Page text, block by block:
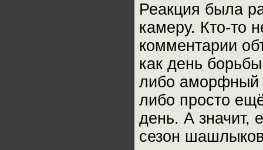
Реакция была
камеру. Кто-то
комментарии
как день
либо аморфный
либо просто
день. А значит,
сезон